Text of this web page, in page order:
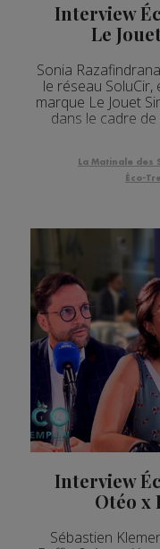
Interview
Le
Sonia
le réseau
marque Le Jouet
dans le cadre de
La Matinale des
Éco-
Interview
Otéo x
Sébastien